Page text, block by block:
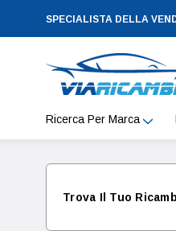
SPECIALISTA DELLA
Ricerca Per Marca
Trova Il Tuo